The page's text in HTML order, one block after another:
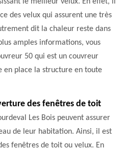
des velux qui assurent une très
dit la chaleur reste dans
amples informations, vous
50 qui est un couvreur
en place la structure en toute
des fenêtres de toit
Les Bois peuvent assurer
de leur habitation. Ainsi, il est
fenêtres de toit ou velux. En